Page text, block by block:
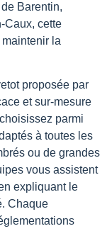
Barentin,
Caux, cette
la
proposée par
et sur-mesure
parmi
à toutes les
ou de grandes
vous assistent
expliquant le
Chaque